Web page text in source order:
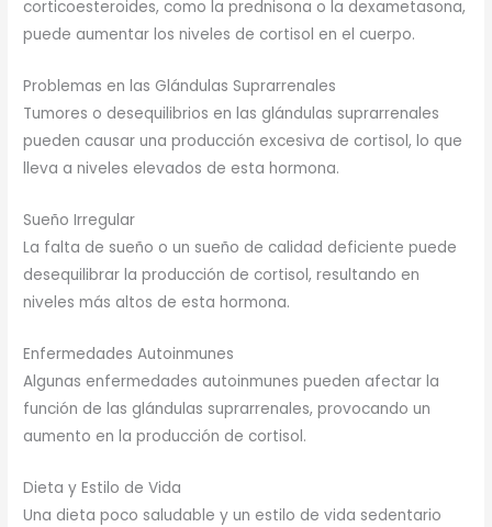
corticoesteroides, como la prednisona o la dexametasona,
puede aumentar los niveles de cortisol en el cuerpo.
Problemas en las Glándulas Suprarrenales
Tumores o desequilibrios en las glándulas suprarrenales
pueden causar una producción excesiva de cortisol, lo que
lleva a niveles elevados de esta hormona.
Sueño Irregular
La falta de sueño o un sueño de calidad deficiente puede
desequilibrar la producción de cortisol, resultando en
niveles más altos de esta hormona.
Enfermedades Autoinmunes
Algunas enfermedades autoinmunes pueden afectar la
función de las glándulas suprarrenales, provocando un
aumento en la producción de cortisol.
Dieta y Estilo de Vida
Una dieta poco saludable y un estilo de vida sedentario